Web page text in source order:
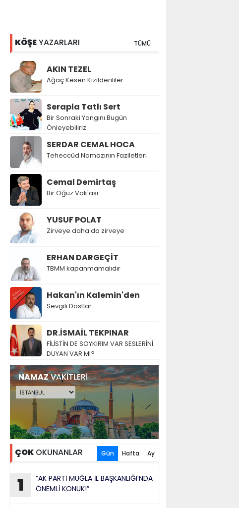
KÖŞEYAZARLARI TÜMÜ
AKIN TEZEL
Ağaç Kesen Kızılderililer
Serapla Tatlı Sert
Bir Sonraki Yangını Bugün
Önleyebiliriz
SERDAR CEMAL HOCA
Teheccüd Namazının Faziletleri
Cemal Demirtaş
Bir Oğuz Vak'ası
YUSUF POLAT
Zirveye daha da zirveye
ERHAN DARGEÇİT
TBMM kapanmamalıdır
Hakan'ın Kalemin'den
Sevgili Dostlar...
DR.İSMAİL TEKPINAR
FİLİSTİN DE SOYKIRIM VAR SESLERİNİ
DUYAN VAR MI?
NAMAZVAKİTLERİ
ÇOK OKUNANLAR Gün Hafta Ay
1
“AK PARTİ MUĞLA İL BAŞKANLIĞI’NDA
ÖNEMLİ KONUK!”